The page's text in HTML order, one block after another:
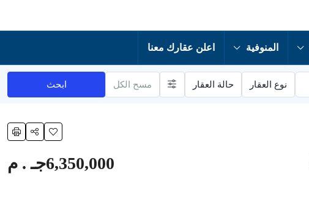
المنوفية اعلن عقارك معنا
نوع العقار حالة العقار مسح الكل ابحث
6,350,000جـ . م